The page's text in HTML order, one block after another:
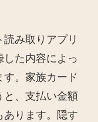
み取りアプリ
した内容によっ
。家族カード
と、支払い金額
あります。隠す